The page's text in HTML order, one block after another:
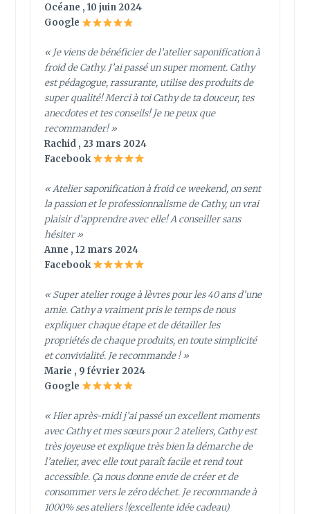
Océane , 10 juin 2024
Google
« Je viens de bénéficier de l’atelier saponification à
froid de Cathy. J’ai passé un super moment. Cathy
est pédagogue, rassurante, utilise des produits de
super qualité! Merci à toi Cathy de ta douceur, tes
anecdotes et tes conseils! Je ne peux que
recommander! »
Rachid , 23 mars 2024
Facebook
« Atelier saponification à froid ce weekend, on sent
la passion et le professionnalisme de Cathy, un vrai
plaisir d’apprendre avec elle! A conseiller sans
hésiter »
Anne , 12 mars 2024
Facebook
« Super atelier rouge à lèvres pour les 40 ans d’une
amie. Cathy a vraiment pris le temps de nous
expliquer chaque étape et de détailler les
propriétés de chaque produits, en toute simplicité
et convivialité. Je recommande ! »
Marie , 9 février 2024
Google
« Hier après-midi j’ai passé un excellent moments
avec Cathy et mes sœurs pour 2 ateliers, Cathy est
très joyeuse et explique très bien la démarche de
l’atelier, avec elle tout paraît facile et rend tout
accessible. Ça nous donne envie de créer et de
consommer vers le zéro déchet. Je recommande à
1000% ses ateliers !(excellente idée cadeau)